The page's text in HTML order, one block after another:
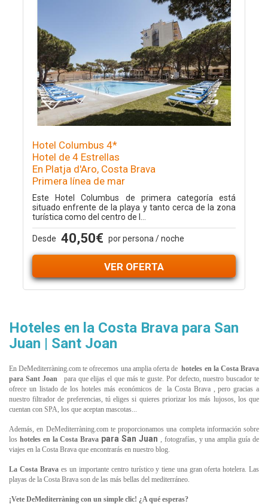
Hotel Columbus 4*
Hotel de 4 Estrellas
En Platja d'Aro, Costa Brava
Primera línea de mar
Este Hotel Columbus de primera categoría está
situado enfrente de la playa y tanto cerca de la zona
turística como del centro de l...
Desde 40,50€ por persona / noche
VER OFERTA
Hoteles en la Costa Brava para San
Juan | Sant Joan
En DeMediterràning.com te ofrecemos una amplia oferta de hoteles en la Costa Brava
para Sant Joan
para que elijas el que más te guste. Por defecto, nuestro buscador te
ofrece un listado de los hoteles más económicos de
la Costa Brava , pero gracias a
nuestro filtrador de preferencias, tú eliges si quieres priorizar los más lujosos, los que
cuentan con SPA, los que aceptan mascotas...
Además, en DeMediterràning.com te proporcionamos una completa información sobre
los hoteles en la Costa Brava para San Juan , fotografías, y una amplia guía de
viajes en la Costa Brava que encontrarás en nuestro blog.
La Costa Brava es un importante centro turístico y tiene una gran oferta hotelera. Las
playas de la Costa Brava son de las más bellas del mediterráneo.
¡Vete DeMediterràning con un simple clic! ¿A qué esperas?